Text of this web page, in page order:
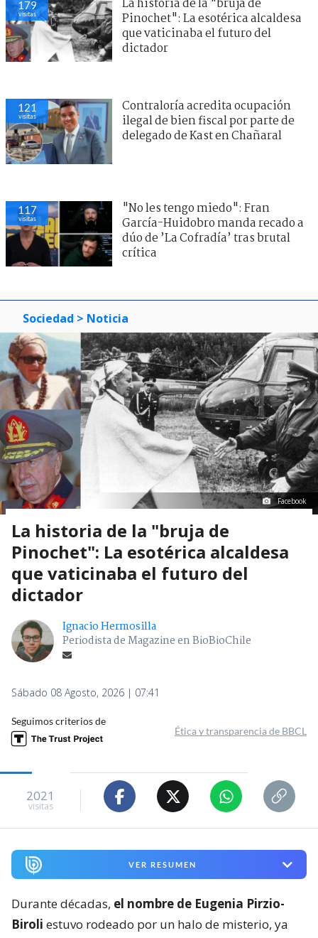
179
visitas
La historia de la "bruja de
Pinochet": La esotérica alcaldesa
que vaticinaba el futuro del
dictador
121
visitas
Contraloría acredita ocupación
ilegal de bien fiscal por parte de
delegado de Kast en Chañaral
117
visitas
"No les tengo miedo": Fran
García-Huidobro manda recado a
dúo de ’La Cofradía’ tras brutal
crítica
Sociedad > Noticia
Facebook
La historia de la "bruja de
Pinochet": La esotérica alcaldesa
que vaticinaba el futuro del
dictador
Ignacio Hermosilla
Periodista de Magazine en BioBioChile
Sábado 08 Agosto, 2026 | 07:41
Seguimos criterios de
Ética y transparencia de BBCL
2021
visitas
VER RESUMEN
Durante décadas, el nombre de Eugenia Pirzio-
Biroli estuvo rodeado por un halo de misterio, ya